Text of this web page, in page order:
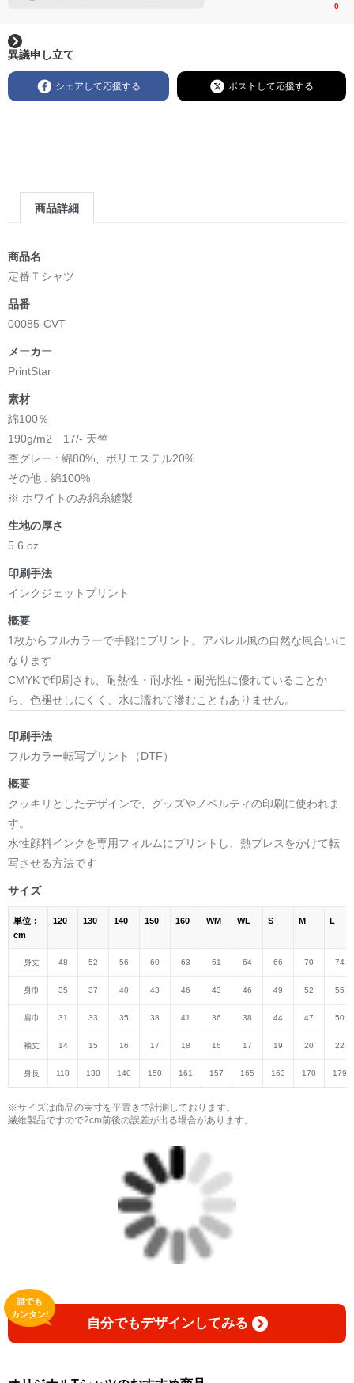
0
異議申し立て
シェアして応援する ポストして応援する
商品詳細
商品名
定番Ｔシャツ
品番
00085-CVT
メーカー
PrintStar
素材
綿100％
190g/m2 17/- 天竺
杢グレー : 綿80%、ポリエステル20%
その他 : 綿100%
※ ホワイトのみ綿糸縫製
生地の厚さ
5.6 oz
印刷手法
インクジェットプリント
概要
1枚からフルカラーで手軽にプリント。アパレル風の自然な風合いに
なります
CMYKで印刷され、耐熱性・耐水性・耐光性に優れていることか
ら、色褪せしにくく、水に濡れて滲むこともありません。
印刷手法
フルカラー転写プリント（DTF）
概要
クッキリとしたデザインで、グッズやノベルティの印刷に使われま
す。
水性顔料インクを専用フィルムにプリントし、熱プレスをかけて転
写させる方法です
サイズ
単位：
cm
120 130 140 150 160 WM WL S M L
身丈 48 52 56 60 63 61 64 66 70 74
身巾 35 37 40 43 46 43 46 49 52 55
肩巾 31 33 35 38 41 36 38 44 47 50
袖丈 14 15 16 17 18 16 17 19 20 22
身長 118 130 140 150 161 157 165 163 170 179
※サイズは商品の実寸を平置きで計測しております。
繊維製品ですので2cm前後の誤差が出る場合があります。
自分でもデザインしてみる
誰でも
カンタン!